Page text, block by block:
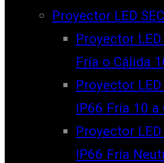
Proyector LED SEC
Proyector LED
Fría o Cálida
Proyector LED
IP66 Fría 10
Proyector LED
IP66 Fría